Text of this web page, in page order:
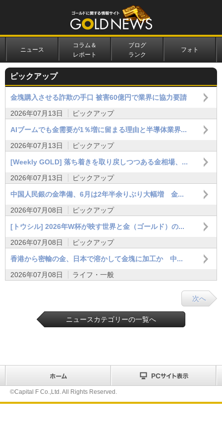
ニュース
コラム＆
レポート
ブログ
ランク
フォト
ピックアップ
金塊購入させる詐欺の手口 被害60億円で業界に協力要請
2026年07月13日
ピックアップ
AIブームでも金需要が1％増に留まる理由と半導体業界...
2026年07月13日
ピックアップ
[Weekly GOLD] 落ち着きを取り戻しつつある金相場、...
2026年07月13日
ピックアップ
中国人民銀の金準備、6月は2年半余りぶり大幅増 金...
2026年07月08日
ピックアップ
[トウシル] 2026年W杯が映す世界と金（ゴールド）の...
2026年07月08日
ピックアップ
香港から密輸の金、日本で溶かして金塊に加工か 中...
2026年07月08日
ライフ・一般
次へ
ニュースカテゴリーの一覧へ
©Capital F Co.,Ltd. All Rights Reserved.